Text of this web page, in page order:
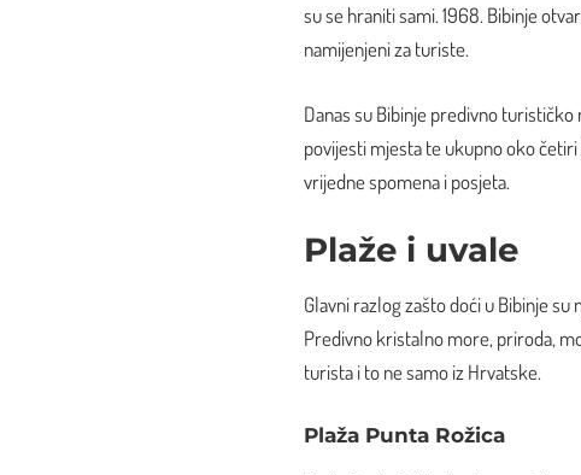
su se hraniti sami. 1968. Bibinje
namijenjeni za turiste.
Danas su Bibinje predivno
povijesti mjesta te ukupno oko
vrijedne spomena i posjeta.
Plaže i uvale
Glavni razlog zašto doći u Bibinje
Predivno kristalno more, priroda,
turista i to ne samo iz Hrvatske.
Plaža Punta Rožica